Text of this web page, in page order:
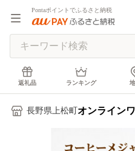
Pontaポイントでふるさと納税
返礼品 ランキング
長野県上松町 オンライン